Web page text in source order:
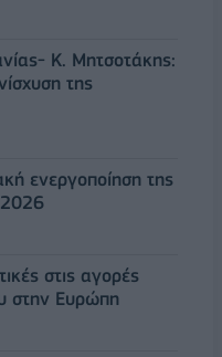
Κ. Μητσοτάκης:
της
ενεργοποίηση της
στις αγορές
στην Ευρώπη